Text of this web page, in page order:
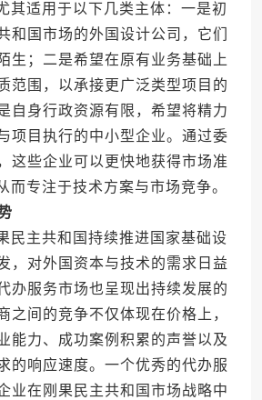
适用于以下几类主体：一是初
和国市场的外国设计公司，它们
生；二是希望在原有业务基础上
范围，以承接更广泛类型项目的
自身行政资源有限，希望将精力
项目执行的中小型企业。通过委
这些企业可以更快地获得市场准
而专注于技术方案与市场竞争。
主共和国持续推进国家基础设
，对外国资本与技术的需求日益
办服务市场也呈现出持续发展的
之间的竞争不仅体现在价格上，
能力、成功案例积累的声誉以及
的响应速度。一个优秀的代办服
业在刚果民主共和国市场战略中